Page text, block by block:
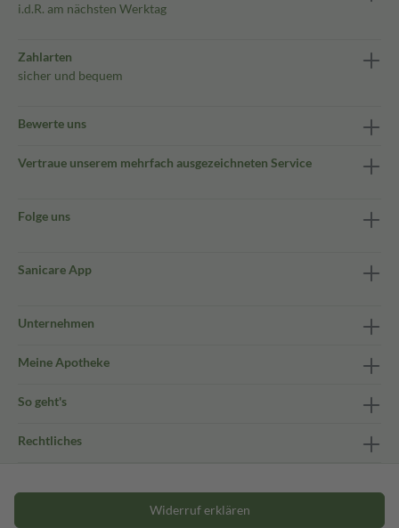
i.d.R. am nächsten Werktag
Zahlarten
sicher und bequem
Bewerte uns
Vertraue unserem mehrfach ausgezeichneten Service
Folge uns
Sanicare App
Unternehmen
Meine Apotheke
So geht's
Rechtliches
Widerruf erklären